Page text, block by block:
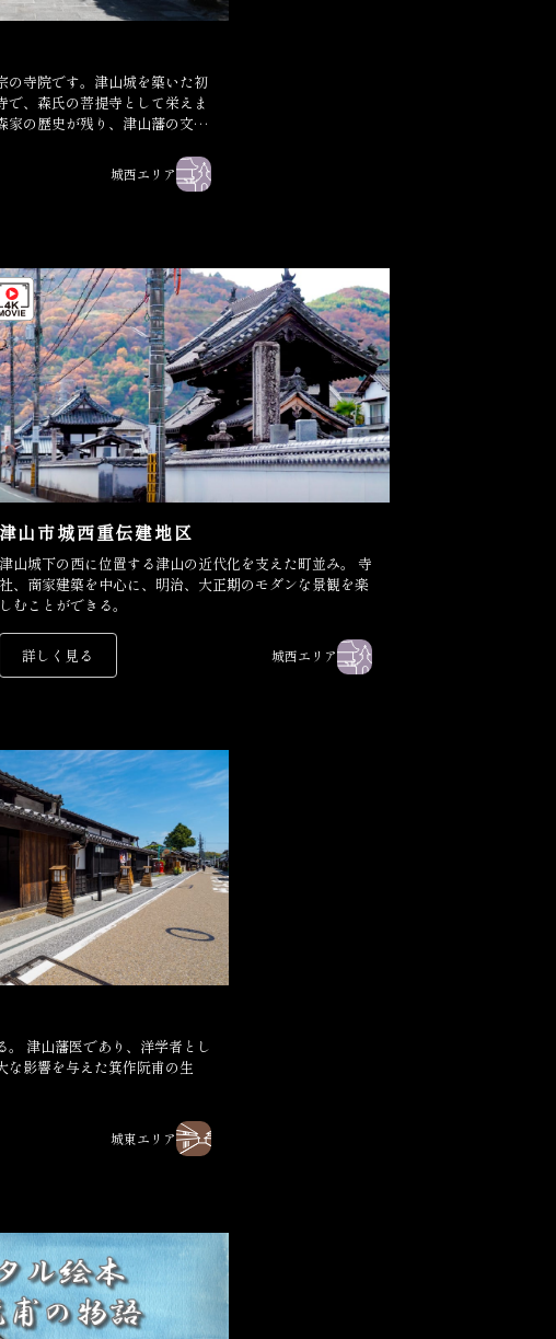
の寺院です。津山城を築いた初
で、森氏の菩提寺として栄えま
家の歴史が残り、津山藩の文化
城西エリア
津山市城西重伝建地区
津山城下の西に位置する津山の近代化を支えた町並み。 寺
社、商家建築を中心に、明治、大正期のモダンな景観を楽
しむことができる。
詳しく見る 城西エリア
し
な影響を与えた箕作阮甫の生
城東エリア